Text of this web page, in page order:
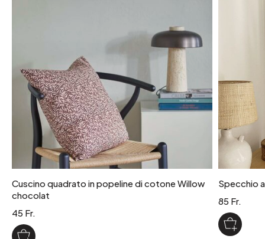
Cuscino quadrato in popeline di cotone Willow
chocolat
45 Fr.
Specchio
85 Fr.